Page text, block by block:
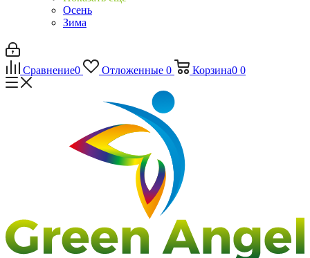
Осень
Зима
Сравнение0 Отложенные 0 Корзина0 0